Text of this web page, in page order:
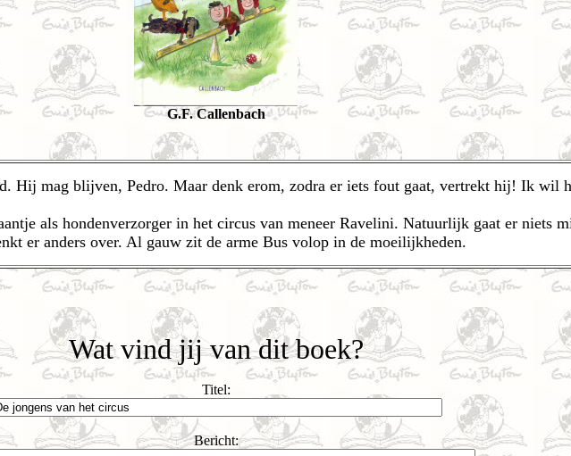
G.F. Callenbach
Hij mag blijven, Pedro. Maar denk erom, zodra er iets fout gaat, vertrekt hij! Ik wil
als hondenverzorger in het circus van meneer Ravelini. Natuurlijk gaat er niets
er anders over. Al gauw zit de arme Bus volop in de moeilijkheden.
Wat vind jij van dit boek?
Titel:
Bericht: